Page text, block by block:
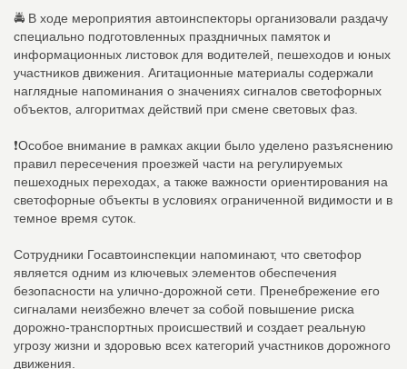
🚔 В ходе мероприятия автоинспекторы организовали раздачу
специально подготовленных праздничных памяток и
информационных листовок для водителей, пешеходов и юных
участников движения. Агитационные материалы содержали
наглядные напоминания о значениях сигналов светофорных
объектов, алгоритмах действий при смене световых фаз.
❗️Особое внимание в рамках акции было уделено разъяснению
правил пересечения проезжей части на регулируемых
пешеходных переходах, а также важности ориентирования на
светофорные объекты в условиях ограниченной видимости и в
темное время суток.
Сотрудники Госавтоинспекции напоминают, что светофор
является одним из ключевых элементов обеспечения
безопасности на улично-дорожной сети. Пренебрежение его
сигналами неизбежно влечет за собой повышение риска
дорожно-транспортных происшествий и создает реальную
угрозу жизни и здоровью всех категорий участников дорожного
движения.